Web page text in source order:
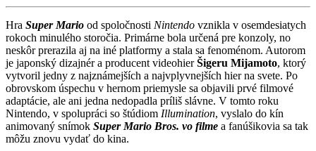
Hra Super Mario od spoločnosti Nintendo vznikla v osemdesiatych
rokoch minulého storočia. Primárne bola určená pre konzoly, no
neskôr prerazila aj na iné platformy a stala sa fenoménom. Autorom
je japonský dizajnér a producent videohierŠigeru Mijamoto, ktorý
vytvoril jedny z najznámejších a najvplyvnejších hier na svete. Po
obrovskom úspechu v hernom priemysle sa objavili prvé filmové
adaptácie, ale ani jedna nedopadla príliš slávne. V tomto roku
Nintendo, v spolupráci so štúdiom Illumination, vyslalo do kín
animovaný snímok Super Mario Bros. vo filme a fanúšikovia sa tak
môžu znovu vydať do kina.